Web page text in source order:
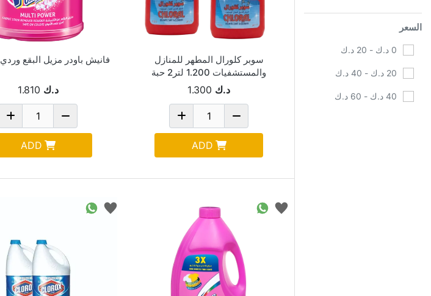
السعر
0 د.ك - 20 د.ك
20 د.ك - 40 د.ك
40 د.ك - 60 د.ك
سوبر كلورال المطهر للمنازل
والمستشفيات 1.200 لتر2 حبة
د.ك 1.300
ADD
فانيش باودر مزيل البقع وردي 500 جم
د.ك 1.810
ADD